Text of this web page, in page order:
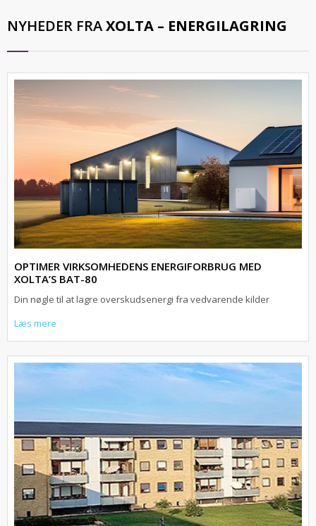
NYHEDER FRAXOLTA – ENERGILAGRING
OPTIMER VIRKSOMHEDENS ENERGIFORBRUG MED
XOLTA’S BAT-80
Din nøgle til at lagre overskudsenergi fra vedvarende kilder
Læs mere